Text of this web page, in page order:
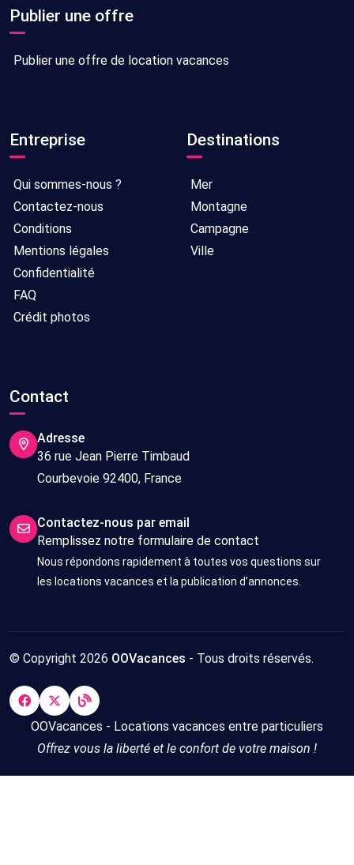
Publier une offre
Publier une offre de location vacances
Entreprise
Qui sommes-nous ?
Contactez-nous
Conditions
Mentions légales
Confidentialité
FAQ
Crédit photos
Destinations
Mer
Montagne
Campagne
Ville
Contact
Adresse
36 rue Jean Pierre Timbaud
Courbevoie 92400, France
Contactez-nous par email
Remplissez notre formulaire de contact
Nous répondons rapidement à toutes vos questions sur
les locations vacances et la publication d’annonces.
© Copyright 2026 OOVacances - Tous droits réservés.
OOVacances - Locations vacances entre particuliers
Offrez vous la liberté et le confort de votre maison !